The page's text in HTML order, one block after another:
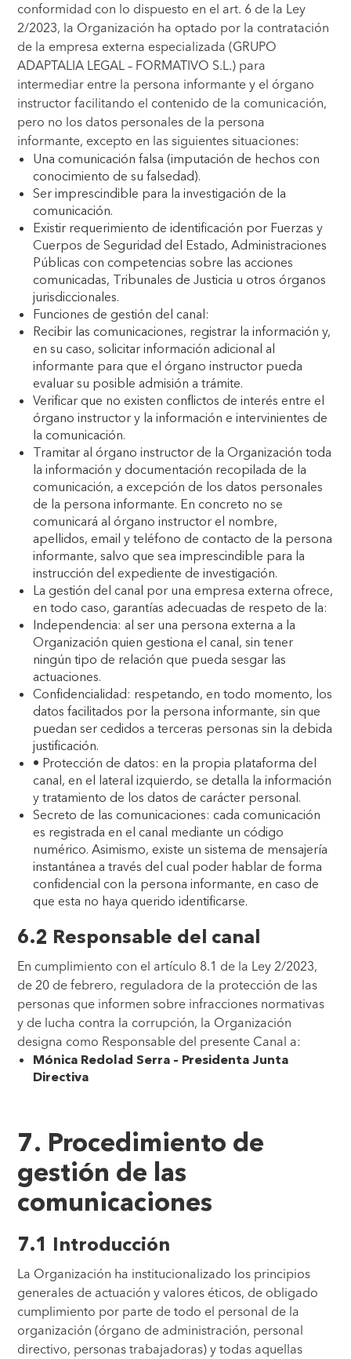
conformidad con lo dispuesto en el art. 6 de la Ley
2/2023, la Organización ha optado por la contratación
de la empresa externa especializada (GRUPO
ADAPTALIA LEGAL – FORMATIVO S.L.) para
intermediar entre la persona informante y el órgano
instructor facilitando el contenido de la comunicación,
pero no los datos personales de la persona
informante, excepto en las siguientes situaciones:
Una comunicación falsa (imputación de hechos con
conocimiento de su falsedad).
Ser imprescindible para la investigación de la
comunicación.
Existir requerimiento de identificación por Fuerzas y
Cuerpos de Seguridad del Estado, Administraciones
Públicas con competencias sobre las acciones
comunicadas, Tribunales de Justicia u otros órganos
jurisdiccionales.
Funciones de gestión del canal:
Recibir las comunicaciones, registrar la información y,
en su caso, solicitar información adicional al
informante para que el órgano instructor pueda
evaluar su posible admisión a trámite.
Verificar que no existen conflictos de interés entre el
órgano instructor y la información e intervinientes de
la comunicación.
Tramitar al órgano instructor de la Organización toda
la información y documentación recopilada de la
comunicación, a excepción de los datos personales
de la persona informante. En concreto no se
comunicará al órgano instructor el nombre,
apellidos, email y teléfono de contacto de la persona
informante, salvo que sea imprescindible para la
instrucción del expediente de investigación.
La gestión del canal por una empresa externa ofrece,
en todo caso, garantías adecuadas de respeto de la:
Independencia: al ser una persona externa a la
Organización quien gestiona el canal, sin tener
ningún tipo de relación que pueda sesgar las
actuaciones.
Confidencialidad: respetando, en todo momento, los
datos facilitados por la persona informante, sin que
puedan ser cedidos a terceras personas sin la debida
justificación.
• Protección de datos: en la propia plataforma del
canal, en el lateral izquierdo, se detalla la información
y tratamiento de los datos de carácter personal.
Secreto de las comunicaciones: cada comunicación
es registrada en el canal mediante un código
numérico. Asimismo, existe un sistema de mensajería
instantánea a través del cual poder hablar de forma
confidencial con la persona informante, en caso de
que esta no haya querido identificarse.
6.2 Responsable del canal
En cumplimiento con el artículo 8.1 de la Ley 2/2023,
de 20 de febrero, reguladora de la protección de las
personas que informen sobre infracciones normativas
y de lucha contra la corrupción, la Organización
designa como Responsable del presente Canal a:
Mónica Redolad Serra – Presidenta Junta
Directiva
7. Procedimiento de
gestión de las
comunicaciones
7.1 Introducción
La Organización ha institucionalizado los principios
generales de actuación y valores éticos, de obligado
cumplimiento por parte de todo el personal de la
organización (órgano de administración, personal
directivo, personas trabajadoras) y todas aquellas